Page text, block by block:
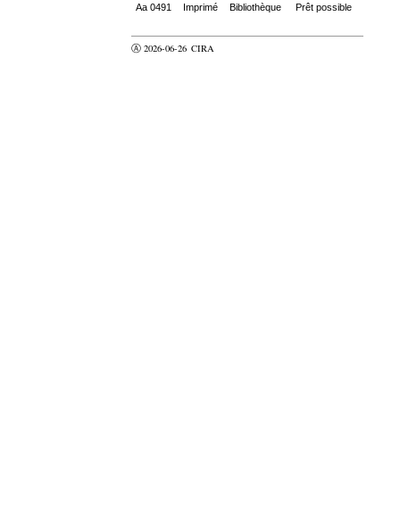
Aa 0491
Imprimé Bibliothèque Prêt possible
Ⓐ 2026-06-26 CIRA